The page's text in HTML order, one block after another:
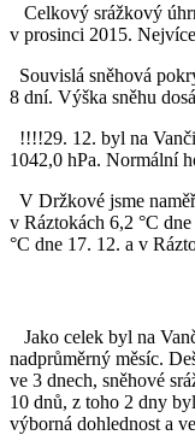
Celkový srážkový
v prosinci 2015.
Souvislá sněhová
8 dní. Výška sněhu
!!!!29. 12. byl na
1042,0 hPa. Normální
V Držkové jsme
v Ráztokách 6,2 °C
°C dne 17. 12. a v
Jako celek byl na
nadprůměrný měsíc.
ve 3 dnech, sněhové
10 dnů, z toho 2 dny
výborná dohlednost a